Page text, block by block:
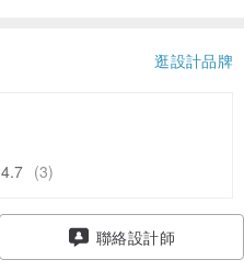
逛設計品牌
4.7 (3)
聯絡設計師